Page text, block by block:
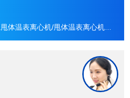
体温表离心机/甩体温表离心机厂家